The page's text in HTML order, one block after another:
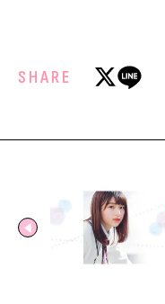
SHARE